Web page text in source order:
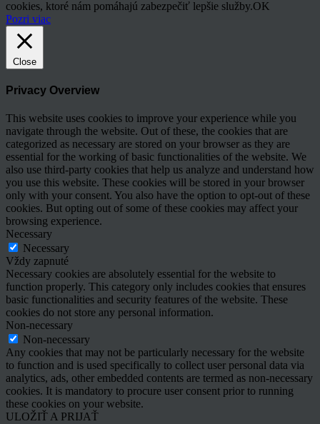
cookies, ktoré nám pomáhajú zabezpečiť lepšie služby.OK
Pozri viac
Close
Privacy Overview
This website uses cookies to improve your experience while you
navigate through the website. Out of these, the cookies that are
categorized as necessary are stored on your browser as they are
essential for the working of basic functionalities of the website. We
also use third-party cookies that help us analyze and understand how
you use this website. These cookies will be stored in your browser
only with your consent. You also have the option to opt-out of these
cookies. But opting out of some of these cookies may affect your
browsing experience.
Necessary
Necessary
Vždy zapnuté
Necessary cookies are absolutely essential for the website to
function properly. This category only includes cookies that ensures
basic functionalities and security features of the website. These
cookies do not store any personal information.
Non-necessary
Non-necessary
Any cookies that may not be particularly necessary for the website
to function and is used specifically to collect user personal data via
analytics, ads, other embedded contents are termed as non-necessary
cookies. It is mandatory to procure user consent prior to running
these cookies on your website.
ULOŽIŤ A PRIJAŤ